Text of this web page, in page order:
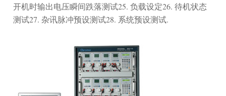
开机时输出电压瞬间跌落测试25. 负载设定26. 待机状态
测试27. 杂讯脉冲预设测试28. 系统预设测试.